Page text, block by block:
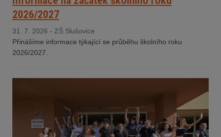
2026/2027
31. 7. 2026 - ZŠ Slušovice
Přinášíme informace týkající se průběhu školního roku
2026/2027.